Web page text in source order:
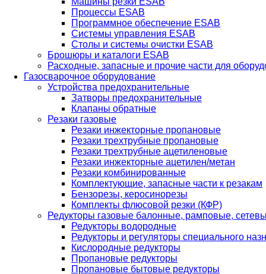
Процессы ESAB
Программное обеспечение ESAB
Системы управления ESAB
Столы и системы очистки ESAB
Брошюры и каталоги ESAB
Расходные, запасные и прочие части для
Газосварочное оборудование
Устройства предохранительные
Затворы предохранительные
Клапаны обратные
Резаки газовые
Резаки инжекторные пропановые
Резаки трехтрубные пропановые
Резаки трехтрубные ацетиленовые
Резаки инжекторные ацетилен/метан
Резаки комбинированные
Комплектующие, запасные части к резакам
Бензорезы, керосинорезы
Комплекты флюсовой резки (КФР)
Редукторы газовые балонные, рамповые,
Редукторы водородные
Редукторы и регуляторы специального
Кислородные редукторы
Пропановые редукторы
Пропановые бытовые редукторы